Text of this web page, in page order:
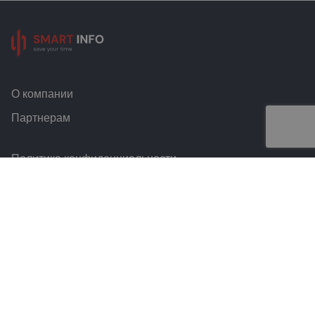
О компании
Партнерам
Политика конфиденциальности